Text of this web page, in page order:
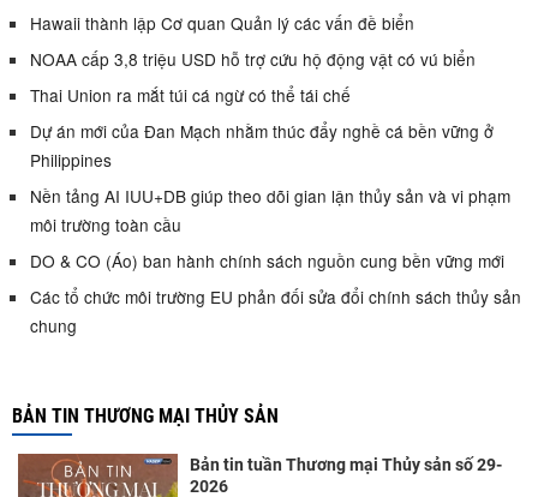
Hawaii thành lập Cơ quan Quản lý các vấn đề biển
NOAA cấp 3,8 triệu USD hỗ trợ cứu hộ động vật có vú biển
Thai Union ra mắt túi cá ngừ có thể tái chế
Dự án mới của Đan Mạch nhằm thúc đẩy nghề cá bền vững ở
Philippines
Nền tảng AI IUU+DB giúp theo dõi gian lận thủy sản và vi phạm
môi trường toàn cầu
DO & CO (Áo) ban hành chính sách nguồn cung bền vững mới
Các tổ chức môi trường EU phản đối sửa đổi chính sách thủy sản
chung
BẢN TIN THƯƠNG MẠI THỦY SẢN
Bản tin tuần Thương mại Thủy sản số 29-
2026